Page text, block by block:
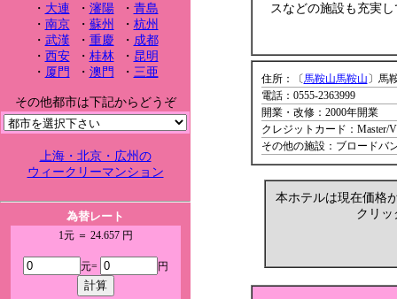
・ 大連 ・ 瀋陽・ 青島
・ 南京・ 蘇州 ・ 杭州
・ 武漢 ・ 重慶 ・ 成都
・ 西安・ 桂林・ 昆明
・ 厦門 ・ 澳門 ・ 三亜
その他都市は下記からどうぞ
上海・北京・広州の
ウィークリーマンション
為替レート
1元 ＝ 24.657 円
元= 円
スなどの施設も充実
住所：〔馬鞍山馬鞍山 〕馬
電話：0555-2363999
開業・改修：2000年開業
クレジットカード：Master/
その他の施設：ブロードバ
本ホテルは現在価格
クリッ